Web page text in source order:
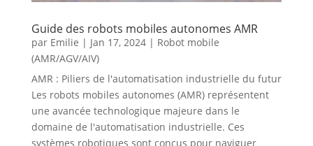
Guide des robots mobiles autonomes AMR
par Emilie | Jan 17, 2024| Robot mobile
(AMR/AGV/AIV)
AMR : Piliers de l'automatisation industrielle du futur
Les robots mobiles autonomes (AMR) représentent
une avancée technologique majeure dans le
domaine de l'automatisation industrielle. Ces
systèmes robotiques sont conçus pour naviguer